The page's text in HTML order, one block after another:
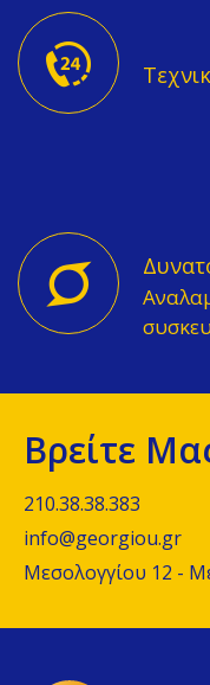
Βρείτε
210.38.38.383
info@georgiou.gr
Μεσολογγίου 12 -